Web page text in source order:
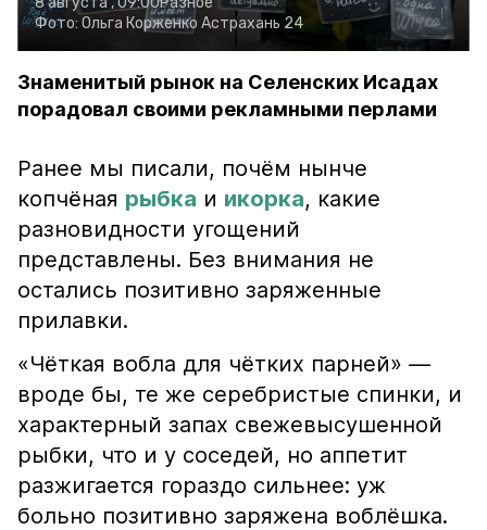
Фото: Ольга Корженко Астрахань 24
Знаменитый рынок на Селенских Исадах
порадовал своими рекламными перлами
Ранее мы писали, почём нынче
копчёная рыбка и икорка, какие
разновидности угощений
представлены. Без внимания не
остались позитивно заряженные
прилавки.
«Чёткая вобла для чётких парней» —
вроде бы, те же серебристые спинки, и
характерный запах свежевысушенной
рыбки, что и у соседей, но аппетит
разжигается гораздо сильнее: уж
больно позитивно заряжена воблёшка.